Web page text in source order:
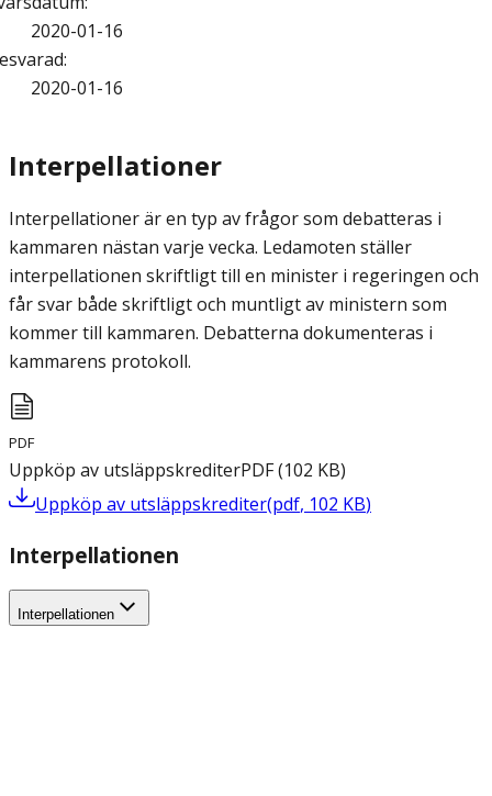
2020-01-16
:
2020-01-16
Interpellationer
Interpellationer är en typ av frågor som debatteras i
kammaren nästan varje vecka. Ledamoten ställer
interpellationen skriftligt till en minister i regeringen och
får svar både skriftligt och muntligt av ministern som
kommer till kammaren. Debatterna dokumenteras i
kammarens protokoll.
PDF
Uppköp av utsläppskrediterPDF(102 KB)
Uppköp av utsläppskrediter(pdf, 102 KB)
Interpellationen
Interpellationen